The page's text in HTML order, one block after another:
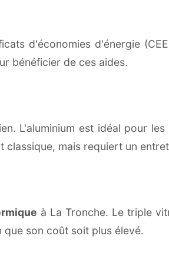
d'économies d'énergie
bénéficier de ces aides.
L'aluminium est idéal pour
mais requiert un
à La Tronche. Le triple
son coût soit plus élevé.